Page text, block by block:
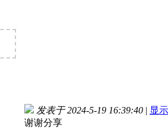
发表于 2024-5-19 16:39:40 | 显
谢谢分享